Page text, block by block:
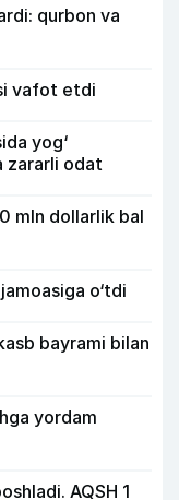
qurbon va
vafot etdi
yog‘
zararli odat
mln dollarlik bal
o‘tdi
bayrami bilan
yordam
AQSH 1